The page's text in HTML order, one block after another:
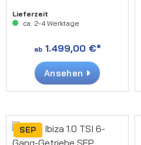
Lieferzeit
ca. 2-4 Werktage
ab1.499,00 €*
Ansehen
SEP